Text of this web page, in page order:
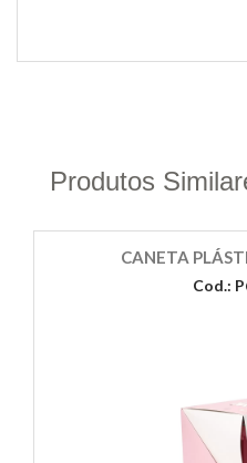
Produtos
CANETA
Cod.: